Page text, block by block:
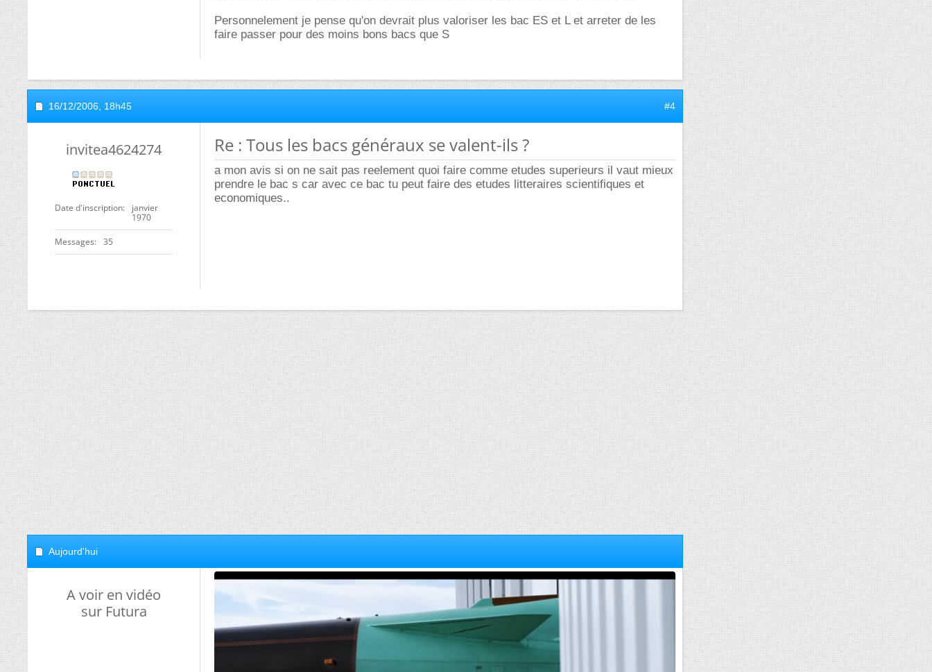
Personnelement je pense qu'on devrait plus valoriser les bac ES et L et arreter de les
faire passer pour des moins bons bacs que S
16/12/2006, 18h45 #4
invitea4624274
Date d'inscription
janvier
1970
Messages 35
Re : Tous les bacs généraux se valent-ils ?
a mon avis si on ne sait pas reelement quoi faire comme etudes superieurs il vaut mieux
prendre le bac s car avec ce bac tu peut faire des etudes litteraires scientifiques et
economiques..
Aujourd'hui
A voir en vidéo
sur Futura